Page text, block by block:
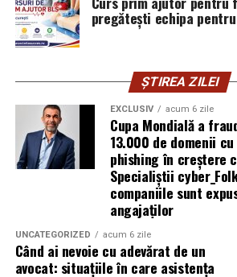
ARTICOLE PE ACEIASI TEMA: PRIMA
URMATORUL
Ilustrand Iubirea in Fotografia de Nunta
Cum comunici cu service-ul:
direcție ca să grăbești diagnosticul
vigilența utilizatorului rămâne prima
explică Horațiu Șimon, Chief
cyber_Folks România.
Subiectul a fost semnalat și de FBI,
informările din ultima lună
turneului, de la fraude online și
operațiuni de dezinformare.
Avertismentele publice s-au
asupra fanilor și infrastructurii
specialiștii atrag atenția că firmele
inclusiv atunci când nu au nicio
industria sportului, turismului sau
pregătești echipa
ȘTIREA ZILEI
EXCLUSIV acum 6 zile
Cupa Mondială a
13.000 de domenii cu
phishing în creștere
Specialiștii
companiile sunt
angajaților
UNCATEGORIZED acum 6 zile
Când ai nevoie cu adevărat de un
avocat: situațiile în care asistența